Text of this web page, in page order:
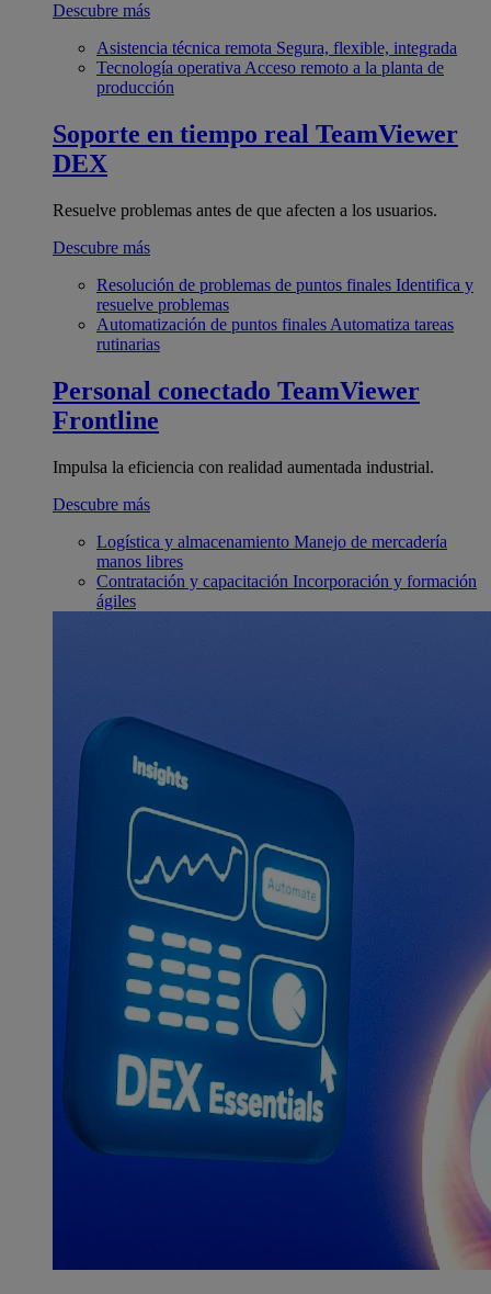
Descubre más
Asistencia técnica remota Segura, flexible, integrada
Tecnología operativa Acceso remoto a la planta de
producción
Soporte en tiempo real TeamViewer
DEX
Resuelve problemas antes de que afecten a los usuarios.
Descubre más
Resolución de problemas de puntos finales Identifica y
resuelve problemas
Automatización de puntos finales Automatiza tareas
rutinarias
Personal conectado TeamViewer
Frontline
Impulsa la eficiencia con realidad aumentada industrial.
Descubre más
Logística y almacenamiento Manejo de mercadería
manos libres
Contratación y capacitación Incorporación y formación
ágiles